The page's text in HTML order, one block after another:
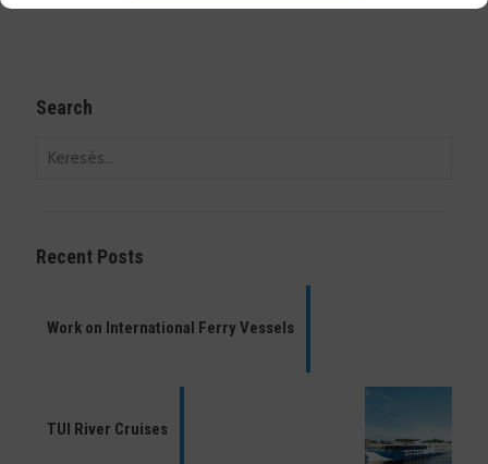
Search
Recent Posts
Work on International Ferry Vessels
TUI River Cruises